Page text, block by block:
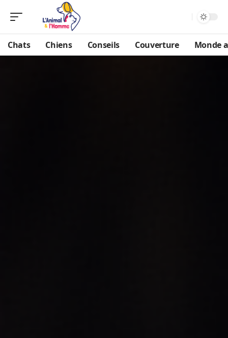
Chats Chiens Conseils Couverture Monde